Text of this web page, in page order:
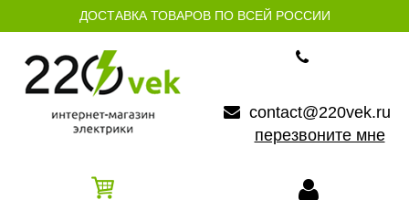
ДОСТАВКА ТОВАРОВ ПО ВСЕЙ РОССИИ
contact@220vek.ru
перезвоните мне